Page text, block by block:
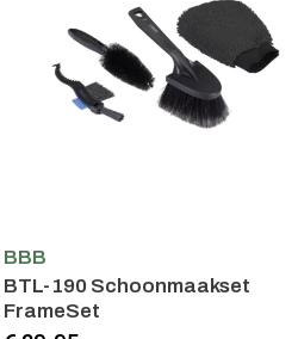
BBB
BTL-190 Schoonmaakset
FrameSet